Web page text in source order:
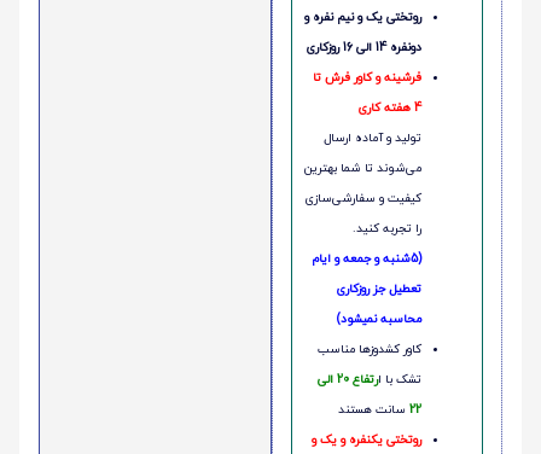
روتختی یک و نیم نفره و
دونفره 14 الی 16 روزکاری
فرشینه و کاور فرش تا
4 هفته کاری
تولید و آماده ارسال
می‌شوند تا شما بهترین
کیفیت و سفارشی‌سازی
را تجربه کنید.
(5شنبه و جمعه و ایام
تعطیل جز روزکاری
محاسبه نمیشود)
کاور کشدوزها مناسب
تشک با ا
رتفاع 20 الی
22 سانت هستند
روتختی یکنفره و یک و